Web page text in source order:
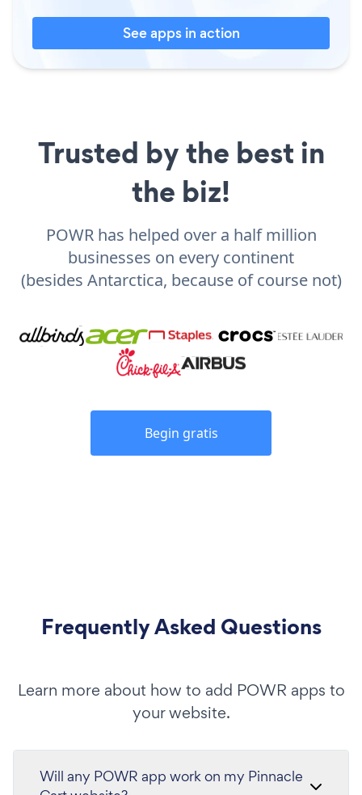
See apps in action
Trusted by the best in
the biz!
POWR has helped over a half million
businesses on every continent
(besides Antarctica, because of course not)
Begin gratis
Frequently Asked Questions
Learn more about how to add POWR apps to
your website.
Will any POWR app work on my Pinnacle